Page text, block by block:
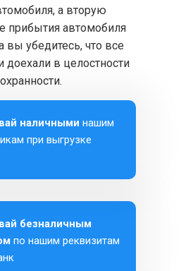
а вторую
прибытия автомобиля
вы убедитесь, что все
доехали в целостности
безналичным
по нашим реквизитам
наличными нашим
при выгрузке